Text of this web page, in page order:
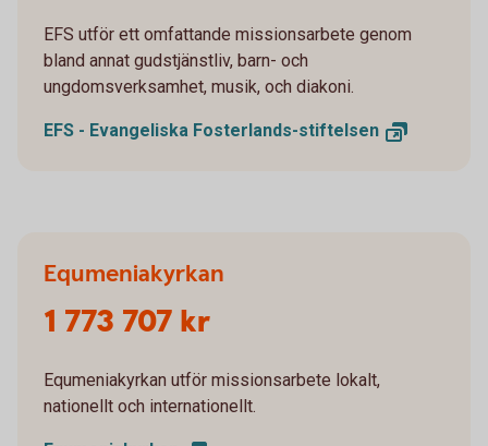
EFS utför ett omfattande missionsarbete genom
bland annat gudstjänstliv, barn- och
ungdomsverksamhet, musik, och diakoni.
EFS - Evangeliska Fosterlands-stiftelsen
Equmeniakyrkan
1 773 707 kr
Equmeniakyrkan utför missionsarbete lokalt,
nationellt och internationellt.